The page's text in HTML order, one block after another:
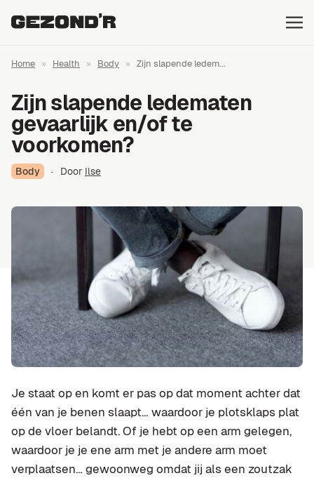
Home » Health » Body » Zijn slapende ledem...
Zijn slapende ledematen
gevaarlijk en/of te
voorkomen?
Body · Door Ilse
Je staat op en komt er pas op dat moment achter dat
één van je benen slaapt… waardoor je plotsklaps plat
op de vloer belandt. Of je hebt op een arm gelegen,
waardoor je je ene arm met je andere arm moet
verplaatsen… gewoonweg omdat jij als een zoutzak